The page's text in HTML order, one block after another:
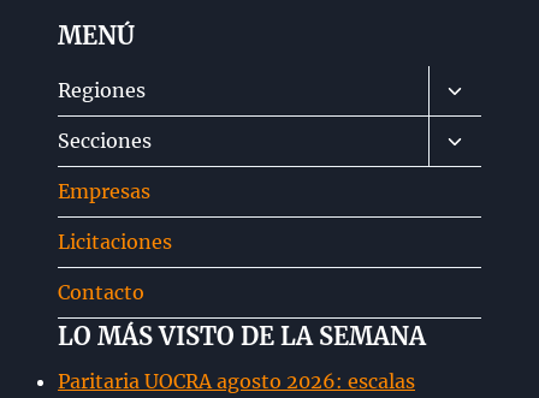
MENÚ
Regiones
Alternar
menú
hijo
Secciones
Alternar
menú
Empresas
Licitaciones
Contacto
LO MÁS VISTO DE LA SEMANA
Paritaria UOCRA agosto 2026: escalas